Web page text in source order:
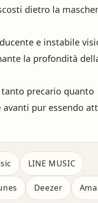
dietro la
e instabile
la profondità
precario quanto
avanti pur essendo
LINE MUSIC
Deezer